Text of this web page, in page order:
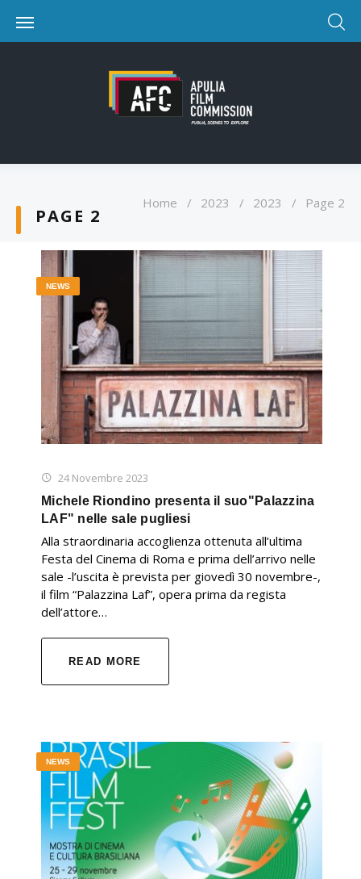
PAGE 2
Home / 2023 / 2023 / Page 2
24 Novembre 2023
NEWS
Michele Riondino presenta il suo"Palazzina
LAF" nelle sale pugliesi
Alla straordinaria accoglienza ottenuta all’ultima
Festa del Cinema di Roma e prima dell’arrivo nelle
sale -l’uscita è prevista per giovedì 30 novembre-,
il film “Palazzina Laf”, opera prima da regista
dell’attore…
READ MORE
NEWS